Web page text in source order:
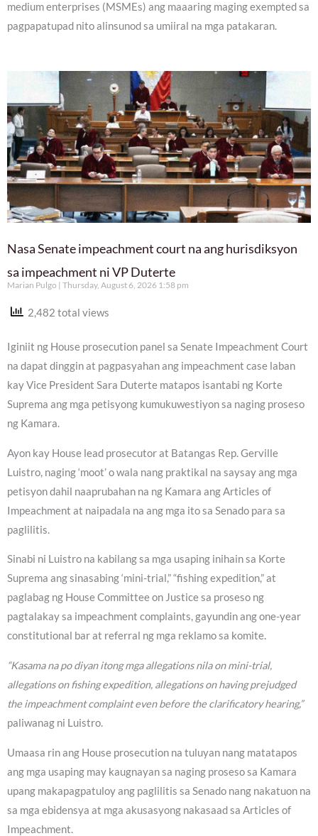
medium enterprises (MSMEs) ang maaaring maging exempted sa
pagpapatupad nito alinsunod sa umiiral na mga patakaran.
Nasa Senate impeachment court na ang hurisdiksyon
sa impeachment ni VP Duterte
Marian Pulgo Thursday, August 6, 2026 1:58 pm
2,482 total views
Iginiit ng House prosecution panel sa Senate Impeachment Court
na dapat dinggin at pagpasyahan ang impeachment case laban
kay Vice President Sara Duterte matapos isantabi ng Korte
Suprema ang mga petisyong kumukuwestiyon sa naging proseso
ng Kamara.
Ayon kay House lead prosecutor at Batangas Rep. Gerville
Luistro, naging ‘moot’ o wala nang praktikal na saysay ang mga
petisyon dahil naaprubahan na ng Kamara ang Articles of
Impeachment at naipadala na ang mga ito sa Senado para sa
paglilitis.
Sinabi ni Luistro na kabilang sa mga usaping inihain sa Korte
Suprema ang sinasabing ‘mini-trial,” “fishing expedition,” at
paglabag ng House Committee on Justice sa proseso ng
pagtalakay sa impeachment complaints, gayundin ang one-year
constitutional bar at referral ng mga reklamo sa komite.
“Kasama na po diyan itong mga allegations nila on mini-trial,
allegations on fishing expedition, allegations on having prejudged
the impeachment complaint even before the clarificatory hearing,”
paliwanag ni Luistro.
Umaasa rin ang House prosecution na tuluyan nang matatapos
ang mga usaping may kaugnayan sa naging proseso sa Kamara
upang makapagpatuloy ang paglilitis sa Senado nang nakatuon na
sa mga ebidensya at mga akusasyong nakasaad sa Articles of
Impeachment.